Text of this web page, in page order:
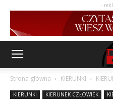
-
Strona główna KIERUNKI
KIERUNKI KIERUNEK CZŁOWIEK